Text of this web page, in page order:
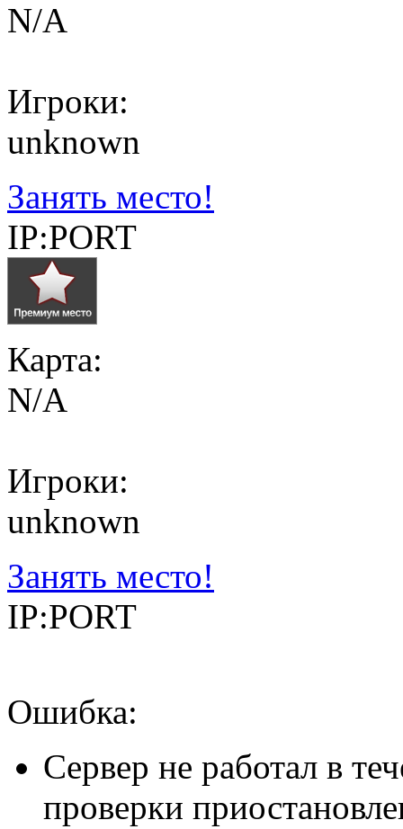
N/A
Игроки:
unknown
Занять место!
IP:PORT
Карта:
N/A
Игроки:
unknown
Занять место!
IP:PORT
Ошибка:
Сервер не работал в
проверки